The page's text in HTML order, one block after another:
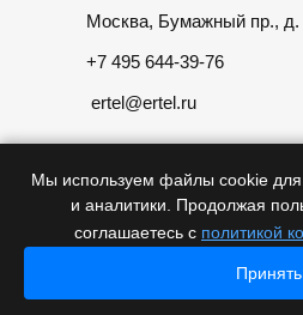
Главная Каталог
Главная Каталог
Москва, Бумажный пр., д.
+7 495 644-39-76
ertel@ertel.ru
Информация размещенная на
офертой
© 2012 – 2026,
Мы используем файлы cookie для
и аналитики. Продолжая
соглашаетесь с политикой
Принять